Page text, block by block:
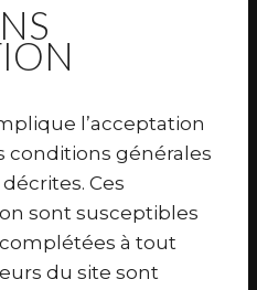
l’acceptation
conditions générales
Ces
sont susceptibles
à tout
du site sont